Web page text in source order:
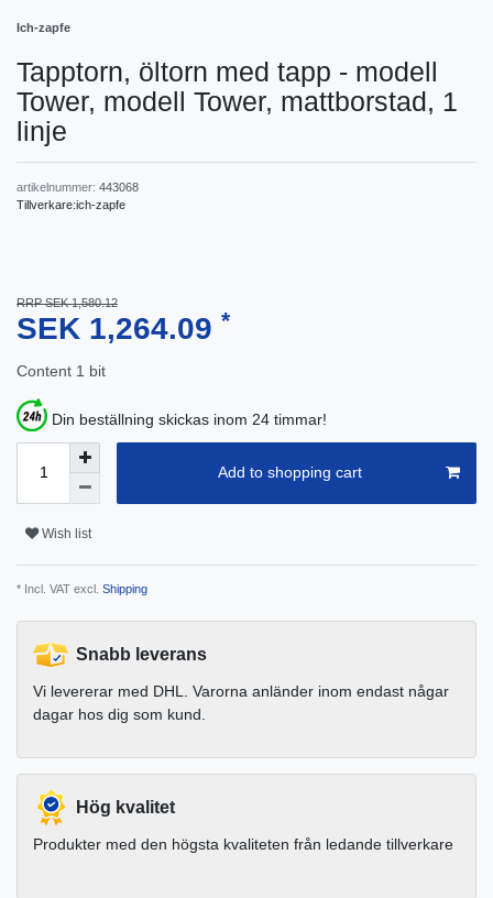
Ich-zapfe
Tapptorn, öltorn med tapp - modell
Tower, modell Tower, mattborstad, 1
linje
artikelnummer: 443068
Tillverkare:ich-zapfe
RRP SEK 1,580.12
SEK 1,264.09 *
Content 1 bit
Din beställning skickas inom 24 timmar!
Add to shopping cart
Wish list
* Incl. VAT excl. Shipping
Snabb leverans
Vi levererar med DHL. Varorna anländer inom endast någar
dagar hos dig som kund.
Hög kvalitet
Produkter med den högsta kvaliteten från ledande tillverkare